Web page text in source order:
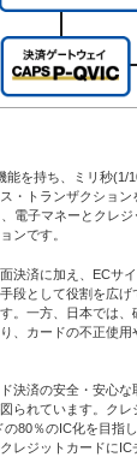
能を持ち、ミリ秒(1/
・トランザクション
電子マネーとクレジ
ンです。
決済に加え、ECサ
段として役割を広げ
。一方、日本では
、カードの不正使
決済の安全・安心
られています。ク
80％のIC化を目指
レジットカードに